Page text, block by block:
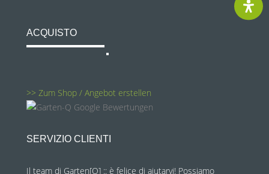
ACQUISTO
>> Zum Shop / Angebot erstellen
SERVIZIO CLIENTI
Il team di Garten[Q] :: è felice di aiutarvi! Possiamo